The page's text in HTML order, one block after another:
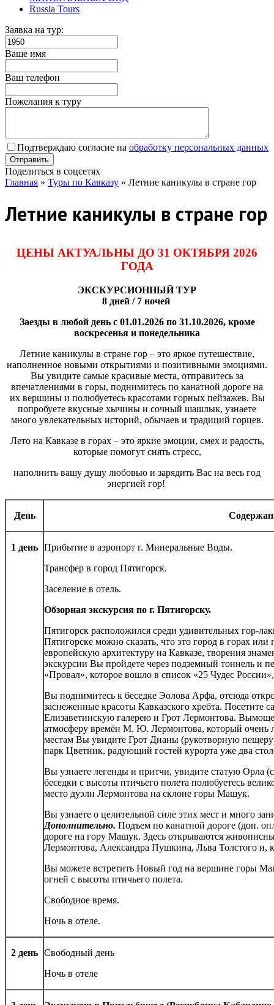
Russia Tours
Заявка на тур:
Ваше имя
Ваш телефон
Пожелания к туру
Подтверждаю согласие на обработку персональных данных
Поделиться в соцсетях
Главная » Туры по Кавказу » Летние каникулы в стране гор
Летние каникулы в стране гор
ЦЕНЫ АКТУАЛЬНЫ ДО 31 ОКТЯБРЯ 2026
ГОДА
ЭКСКУРСИОННЫЙ ТУР
8 дней / 7 ночей
Заезды в любой день с 01.01.2026 по 31.10.2026, кроме
воскресенья и понедельника
Летние каникулы в стране гор – это яркое путешествие,
наполненное новыми открытиями и позитивными эмоциями.
Вы увидите самые красивые места, отправитесь за
впечатлениями в горы, поднимитесь по канатной дороге на
их вершины и полюбуетесь красотами горных пейзажев. Вы
попробуете вкусные хычины и сочный шашлык, узнаете
много увлекательных историй, обычаев и традиций горцев.
Лето на Кавказе в горах – это яркие эмоции, смех и радость,
которые помогут снять стресс,
наполнить вашу душу любовью и зарядить Вас на весь год
энергией гор!
День
1 день Прибытие в аэропорт г. Минеральные Воды.
Трансфер в город Пятигорск.
Заселение в отель.
Обзорная экскурсия по г. Пятигорску.
Пятигорск расположился среди удивительных гор-
Пятигорске можно сказать, что это город в горах
европейскую архитектуру на Кавказе, творения
экскурсии Вы пройдете через подземный тоннель и
«Провал», которое вошло в список «25 Чудес
Вы поднимитесь к беседке Эолова Арфа, отсюда
заснеженные красоты Кавказского хребта. Посетите
Елизаветинскую галерею и Грот Лермонтова.
атмосферу времён М. Ю. Лермонтова, который очень
местам Вы увидите Грот Дианы (рукотворную
парк Цветник, радующий гостей курорта уже два
Вы узнаете легенды и притчи, увидите статую Орла
беседки с высоты птичьего полета полюбуетесь
место дуэли Лермонтова на склоне горы Машук.
Вы узнаете о целительной силе этих мест и много
Дополнительно. Подъем по канатной дороге (доп.
дороге на гору Машук. Здесь открываются
Лермонтова, Александра Пушкина, Льва Толстого и,
Вы можете встретить Новый год на вершине горы
огней с высоты птичьего полета.
Свободное время.
Ночь в отеле.
2 день Свободный день
Ночь в отеле